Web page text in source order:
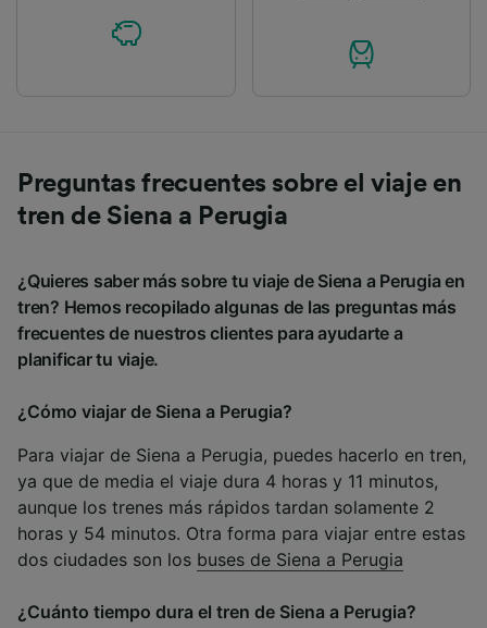
Preguntas frecuentes sobre el viaje en
tren de Siena a Perugia
¿Quieres saber más sobre tu viaje de Siena a Perugia en
tren? Hemos recopilado algunas de las preguntas más
frecuentes de nuestros clientes para ayudarte a
planificar tu viaje.
¿Cómo viajar de Siena a Perugia?
Para viajar de Siena a Perugia, puedes hacerlo en tren,
ya que de media el viaje dura 4 horas y 11 minutos,
aunque los trenes más rápidos tardan solamente 2
horas y 54 minutos. Otra forma para viajar entre estas
dos ciudades son los buses de Siena a Perugia
¿Cuánto tiempo dura el tren de Siena a Perugia?